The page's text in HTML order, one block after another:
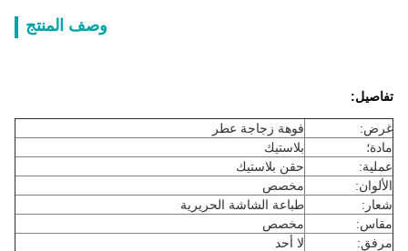
وصف المنتج
تفاصيل:
غرض:
فوهة زجاجة عطر
مادة؛
بلاستيك
عملية:
حقن بلاستيك
الألوان:
مخصص
شعار:
طباعة الشاشة الحريرية
مقاس:
مخصص
مرفق:
لا أحد